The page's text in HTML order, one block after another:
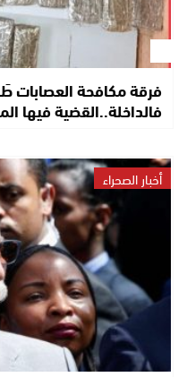
فالداخلة..القضية فيها
أخبار الصحراء